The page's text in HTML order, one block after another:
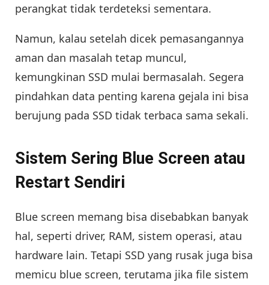
perangkat tidak terdeteksi sementara.
Namun, kalau setelah dicek pemasangannya
aman dan masalah tetap muncul,
kemungkinan SSD mulai bermasalah. Segera
pindahkan data penting karena gejala ini bisa
berujung pada SSD tidak terbaca sama sekali.
Sistem Sering Blue Screen atau
Restart Sendiri
Blue screen memang bisa disebabkan banyak
hal, seperti driver, RAM, sistem operasi, atau
hardware lain. Tetapi SSD yang rusak juga bisa
memicu blue screen, terutama jika file sistem